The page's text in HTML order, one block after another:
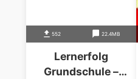
552 22.4MB
Lernerfolg
Grundschule –